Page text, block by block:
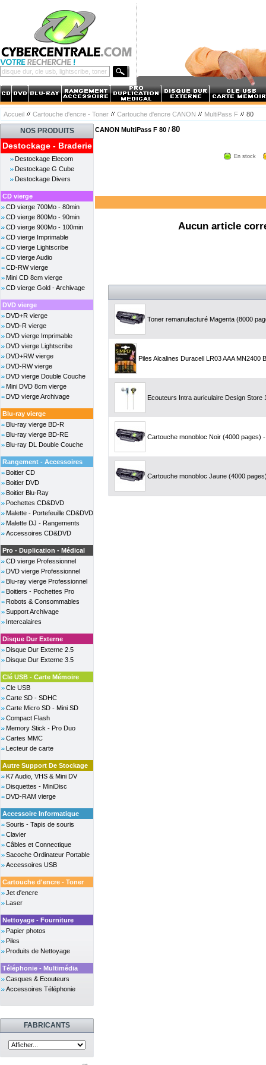
Accueil Cartouche d'encre - Toner Cartouche d'encre CANON MultiPass F 80
NOS PRODUITS
Destockage - Braderie
Destockage Elecom
Destockage G Cube
Destockage Divers
CD vierge
CD vierge 700Mo - 80min
CD vierge 800Mo - 90min
CD vierge 900Mo - 100min
CD vierge Imprimable
CD vierge Lightscribe
CD vierge Audio
CD-RW vierge
Mini CD 8cm vierge
CD vierge Gold - Archivage
DVD vierge
DVD+R vierge
DVD-R vierge
DVD vierge Imprimable
DVD vierge Lightscribe
DVD+RW vierge
DVD-RW vierge
DVD vierge Double Couche
Mini DVD 8cm vierge
DVD vierge Archivage
Blu-ray vierge
Blu-ray vierge BD-R
Blu-ray vierge BD-RE
Blu-ray DL Double Couche
Rangement - Accessoires
Boitier CD
Boitier DVD
Boitier Blu-Ray
Pochettes CD&DVD
Malette - Portefeuille CD&DVD
Malette DJ - Rangements
Accessoires CD&DVD
Pro - Duplication - Médical
CD vierge Professionnel
DVD vierge Professionnel
Blu-ray vierge Professionnel
Boitiers - Pochettes Pro
Robots & Consommables
Support Archivage
Intercalaires
Disque Dur Externe
Disque Dur Externe 2.5
Disque Dur Externe 3.5
Clé USB - Carte Mémoire
Cle USB
Carte SD - SDHC
Carte Micro SD - Mini SD
Compact Flash
Memory Stick - Pro Duo
Cartes MMC
Lecteur de carte
Autre Support De Stockage
K7 Audio, VHS & Mini DV
Disquettes - MiniDisc
DVD-RAM vierge
Accessoire Informatique
Souris - Tapis de souris
Clavier
Câbles et Connectique
Sacoche Ordinateur Portable
Accessoires USB
Cartouche d'encre - Toner
Jet d'encre
Laser
Nettoyage - Fourniture
Papier photos
Piles
Produits de Nettoyage
Téléphonie - Multimédia
Casques & Ecouteurs
Accessoires Téléphonie
FABRICANTS
CANON MultiPass F 80 / 80
En stock
Aucun article
Toner remanufacturé Magenta (8000
Piles Alcalines Duracell LR03 AAA MN2400
Ecouteurs Intra auriculaire Design Store
Cartouche monobloc Noir (4000 pages)
Cartouche monobloc Jaune (4000